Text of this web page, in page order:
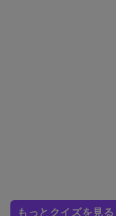
もっとクイズを見る